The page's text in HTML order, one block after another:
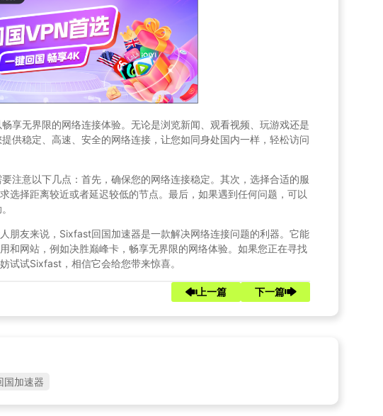
享无界限的网络连接体验。无论是浏览新闻、观看视频、玩游戏还是
供稳定、高速、安全的网络连接，让您如同身处国内一样，轻松访问
注意以下几点：首先，确保您的网络连接稳定。其次，选择合适的服
选择距离较近或者延迟较低的节点。最后，如果遇到任何问题，可以
朋友来说，Sixfast回国加速器是一款解决网络连接问题的利器。它能
和网站，例如决胜巅峰卡，畅享无界限的网络体验。如果您正在寻找
试试Sixfast，相信它会给您带来惊喜。
上一篇 下一篇
国加速器